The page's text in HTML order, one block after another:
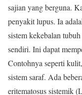
sajian yang berguna.
penyakit lupus. Ia
sistem kekebalan
sendiri. Ini dapat
Contohnya seperti
sistem saraf. Ada
eritematosus sistemik